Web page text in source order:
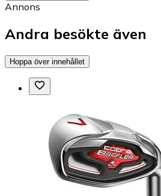
Annons
Andra besökte även
Hoppa över innehållet